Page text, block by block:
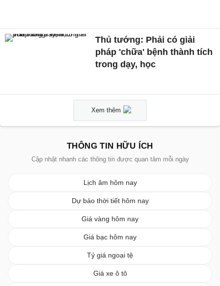
Thủ tướng: Phải có giải
pháp 'chữa' bệnh thành tích
trong dạy, học
Xem thêm
THÔNG TIN HỮU ÍCH
Cập nhật nhanh các thông tin được quan tâm mỗi ngày
Lịch âm hôm nay
Dự báo thời tiết hôm nay
Giá vàng hôm nay
Giá bạc hôm nay
Tỷ giá ngoại tệ
Giá xe ô tô